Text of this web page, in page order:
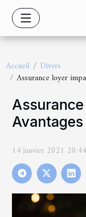
Accueil
Divers
Assurance loyer
14 janvier 2021 20:44